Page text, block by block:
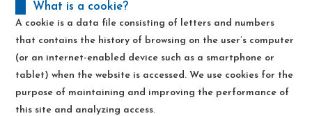
What is a cookie?
A cookie is a data file consisting of letters and numbers
that contains the history of browsing on the user’s computer
(or an internet-enabled device such as a smartphone or
tablet) when the website is accessed. We use cookies for the
purpose of maintaining and improving the performance of
this site and analyzing access.